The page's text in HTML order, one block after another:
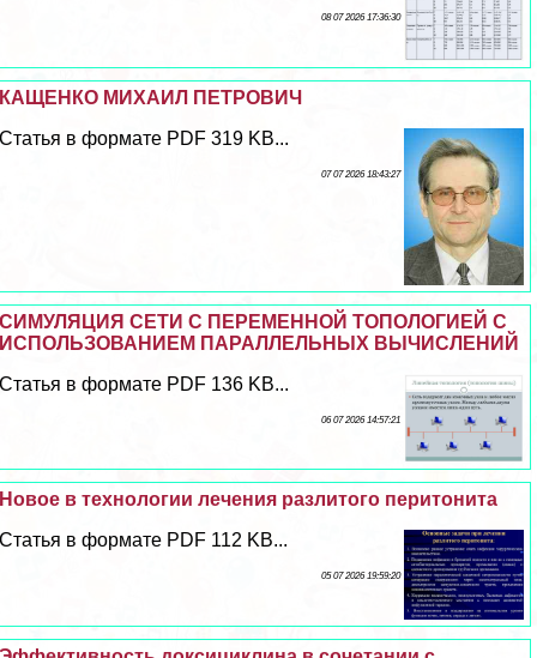
08 07 2026 17:36:30
КАЩЕНКО МИХАИЛ ПЕТРОВИЧ
Статья в формате PDF 319 KB...
07 07 2026 18:43:27
СИМУЛЯЦИЯ СЕТИ С ПЕРЕМЕННОЙ ТОПОЛОГИЕЙ С
ИСПОЛЬЗОВАНИЕМ ПАРАЛЛЕЛЬНЫХ ВЫЧИСЛЕНИЙ
Статья в формате PDF 136 KB...
06 07 2026 14:57:21
Новое в технологии лечения разлитого перитонита
Статья в формате PDF 112 KB...
05 07 2026 19:59:20